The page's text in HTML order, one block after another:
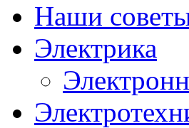
Наши
Электрика